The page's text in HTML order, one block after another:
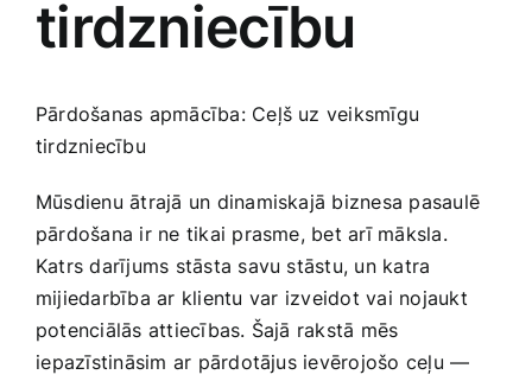
Medicīnas preces
Pārtikas preces
Preces birojam
tirdzniecību
Pārdošanas apmācība: Ceļš uz veiksmīgu
tirdzniecību
Mūsdienu ātrajā un dinamiskajā biznesa pasaulē
pārdošana ir ne tikai prasme, ‍bet arī māksla.
Katrs darījums stāsta savu stāstu, un katra
mijiedarbība ar ​klientu var ⁢izveidot vai nojaukt
potenciālās attiecības. Šajā rakstā‌ mēs
⁣iepazīstināsim ar pārdotājus ‌ievērojošo ​ceļu —